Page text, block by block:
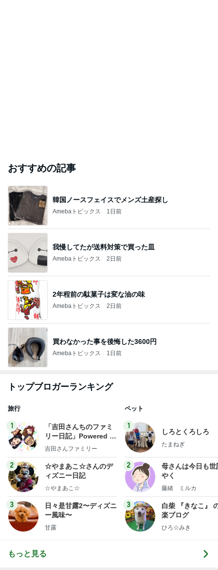
おすすめの記事
韓国ノースフェイスでメンズ土産探し
Amebaトピックス 1日前
我慢してたが送料対策で買った皿
Amebaトピックス 2日前
2年程前の駄菓子は変な油の味
Amebaトピックス 2日前
買わなかった事を後悔した3600円
Amebaトピックス 1日前
トップブロガーランキング
旅行
1
「吉田さんちのファミ
リー日記」Powered b
y Ameba 吉田さんファ
ログ
吉田さんファミリー
2
☆やまあこ☆さんのデ
ィズニー日記
☆やまあこ☆
3
日々是甘露2〜ディズニ
ー風味〜
甘露
ペット
1
しろとくろしろ
たまねぎ
2
母さんは今日も世
やく
藤緒 ミルカ
3
白柴 『きなこ』
楽ブログ
ひろ☆みき
もっと見る